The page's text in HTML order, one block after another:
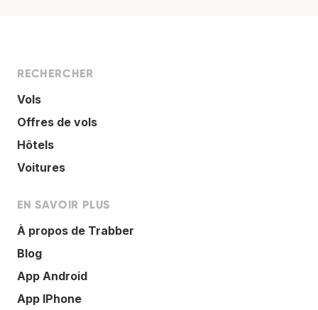
RECHERCHER
Vols
Offres de vols
Hôtels
Voitures
EN SAVOIR PLUS
À propos de Trabber
Blog
App Android
App IPhone